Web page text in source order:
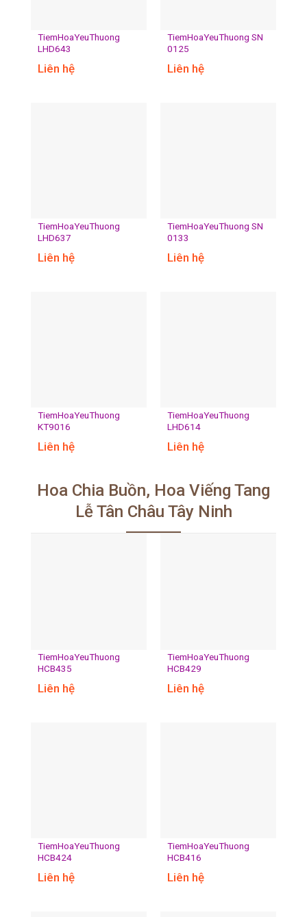
TiemHoaYeuThuong
LHD643
Liên hệ
TiemHoaYeuThuong SN
0125
Liên hệ
TiemHoaYeuThuong
LHD637
Liên hệ
TiemHoaYeuThuong SN
0133
Liên hệ
TiemHoaYeuThuong
KT9016
Liên hệ
TiemHoaYeuThuong
LHD614
Liên hệ
Hoa Chia Buồn, Hoa Viếng Tang
Lễ Tân Châu Tây Ninh
TiemHoaYeuThuong
HCB435
Liên hệ
TiemHoaYeuThuong
HCB429
Liên hệ
TiemHoaYeuThuong
HCB424
Liên hệ
TiemHoaYeuThuong
HCB416
Liên hệ